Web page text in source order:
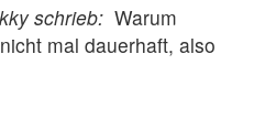
schrieb: Warum
mal dauerhaft, also